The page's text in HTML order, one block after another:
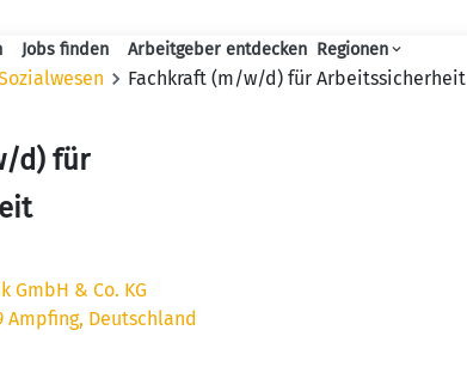
Haupt-Navigation
Jobs finden Arbeitgeber entdecken Regionen
Fachkraft (m/w/d) für Arbeitssicherheit
d) für
GmbH & Co. KG
Ampfing, Deutschland